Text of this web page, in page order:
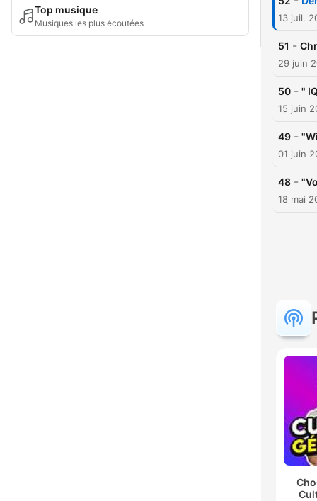
Top musique
Musiques les plus écoutées 13 juil.
51 -
29 juin
50 - "
15 juin
49 -
01 juin
48 -
18 mai